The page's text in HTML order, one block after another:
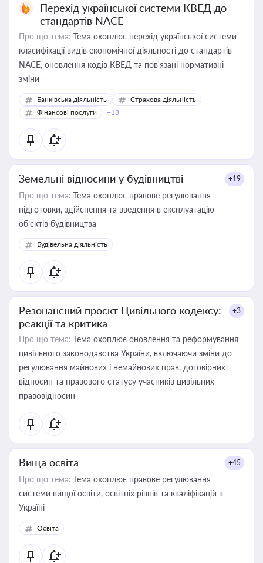
Перехід української системи КВЕД до
стандартів NACE
Про що тема: Тема охоплює перехід української системи
класифікації видів економічної діяльності до стандартів
NACE, оновлення кодів КВЕД та пов'язані нормативні
зміни
Банківська діяльність
Страхова діяльність
Фінансові послуги
+13
Земельні відносини у будівництві +19
Про що тема: Тема охоплює правове регулювання
підготовки, здійснення та введення в експлуатацію
об’єктів будівництва
Будівельна діяльність
Резонансний проєкт Цивільного кодексу:
реакції та критика
+3
Про що тема: Тема охоплює оновлення та реформування
цивільного законодавства України, включаючи зміни до
регулювання майнових і немайнових прав, договірних
відносин та правового статусу учасників цивільних
правовідносин
Вища освіта +45
Про що тема: Тема охоплює правове регулювання
системи вищої освіти, освітніх рівнів та кваліфікацій в
Україні
Освіта